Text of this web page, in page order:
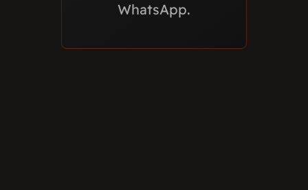
WhatsApp.